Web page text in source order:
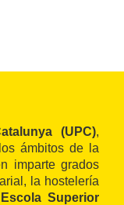
(UPC),
ámbitos de la
imparte grados
la hostelería
Escola Superior